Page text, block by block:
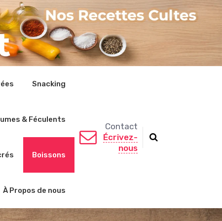
Snacking
& Féculents
Boissons
À Propos de nous
Contact
Écrivez-
nous